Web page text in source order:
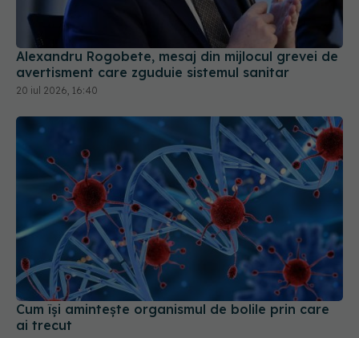
Alexandru Rogobete, mesaj din mijlocul grevei de
avertisment care zguduie sistemul sanitar
20 iul 2026, 16:40
Cum își amintește organismul de bolile prin care
ai trecut